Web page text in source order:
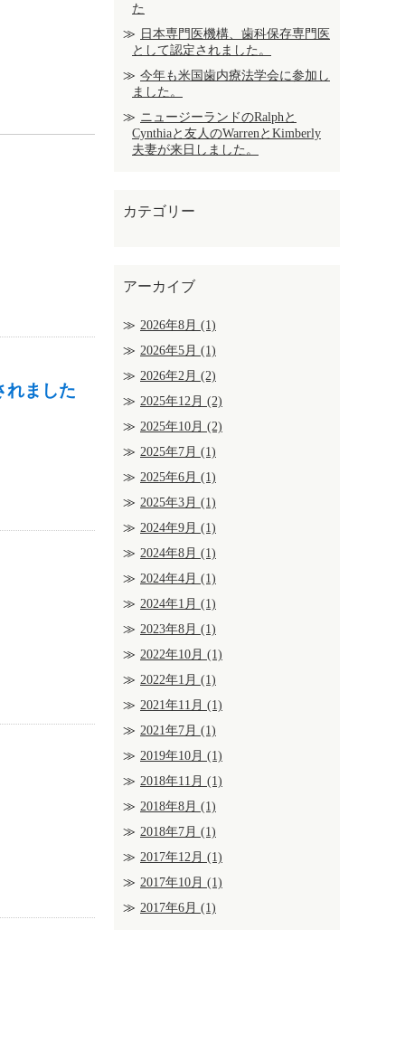
ました
た
日本専門医機構、歯科保存専門医
として認定されました。
今年も米国歯内療法学会に参加し
ました。
ニュージーランドのRalphと
Cynthiaと友人のWarrenとKimberly
夫妻が来日しました。
カテゴリー
アーカイブ
2026年8月 (1)
2026年5月 (1)
2026年2月 (2)
2025年12月 (2)
2025年10月 (2)
2025年7月 (1)
2025年6月 (1)
2025年3月 (1)
2024年9月 (1)
2024年8月 (1)
2024年4月 (1)
2024年1月 (1)
2023年8月 (1)
2022年10月 (1)
2022年1月 (1)
2021年11月 (1)
2021年7月 (1)
2019年10月 (1)
2018年11月 (1)
2018年8月 (1)
2018年7月 (1)
2017年12月 (1)
2017年10月 (1)
2017年6月 (1)